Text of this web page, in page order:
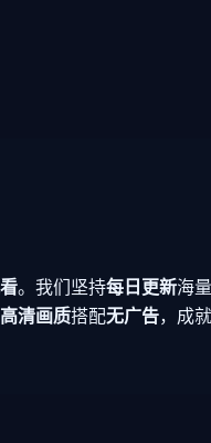
。我们坚持每日更新海
高清画质搭配无广告，成